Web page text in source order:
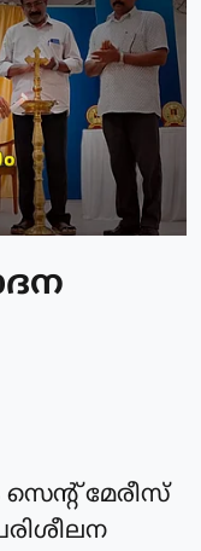
സെൻ്റ് മേരീസ്